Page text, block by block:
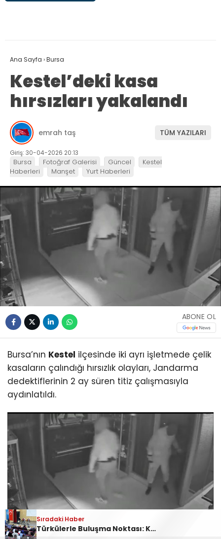
Sıradaki Haber
Ankara Yolu Babasultan Mevkii’nde Korkutan Tır Yangını
Sıradaki Haber
Kestel’deki kasa hırsızları yakalandı
Ana Sayfa ›Bursa
Kestel’deki kasa
hırsızları yakalandı
emrah taş TÜM YAZILARI
Giriş: 30-04-2026 20:13
Bursa Fotoğraf Galerisi Güncel
Kestel
Haberleri
Manşet Yurt Haberleri
ABONE OL
Bursa’nın Kestel ilçesinde iki ayrı işletmede çelik
kasaların çalındığı hırsızlık olayları, Jandarma
dedektiflerinin 2 ay süren titiz çalışmasıyla
aydınlatıldı.
Sıradaki Haber
Türkülerle Buluşma Noktası: Kestel Türk Halk Müziği Korosu